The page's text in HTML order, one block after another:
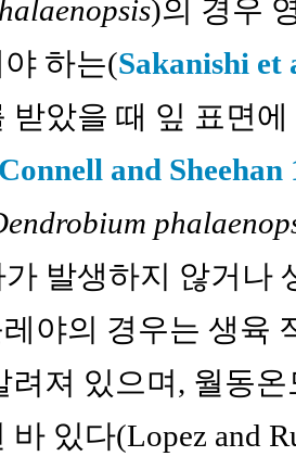
)의 경우
하는(Sakanishi et
받았을 때 잎 표면
and Sheehan
발생하지 않거나
야의 경우는 생육
져 있으며, 월동
바 있다(Lopez and